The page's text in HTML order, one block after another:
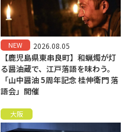
NEW 2026.08.05
【鹿児島県東串良町】和蝋燭が灯
る醤油蔵で、江戸落語を味わう。
「山中醤油 5周年記念 桂伸衛門 落
語会」開催
大阪